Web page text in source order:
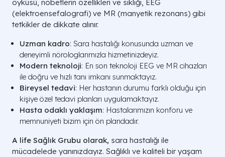
öyküsü, nöbetlerin özellikleri ve sıklığı, EEG
(elektroensefalografi) ve MR (manyetik rezonans) gibi
tetkikler de dikkate alınır.
Uzman kadro: Sara hastalığı konusunda uzman ve
deneyimli nörologlarımızla hizmetinizdeyiz.
Modern teknoloji: En son teknoloji EEG ve MR cihazları
ile doğru ve hızlı tanı imkanı sunmaktayız.
Bireysel tedavi: Her hastanın durumu farklı olduğu için
kişiye özel tedavi planları uygulamaktayız.
Hasta odaklı yaklaşım: Hastalarımızın konforu ve
memnuniyeti bizim için ön plandadır.
A life Sağlık Grubu olarak, sara hastalığı ile
mücadelede yanınızdayız. Sağlıklı ve kaliteli bir yaşam